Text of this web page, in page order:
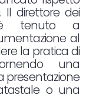
Il direttore dei
è tenuto a
al
la pratica di
una
presentazione
o una